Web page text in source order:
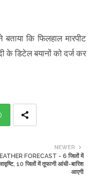
बताया कि फिलहाल मारपीट
के डिटेल बयानों को दर्ज कर
NEWER
FORECAST - 6 जिलों में
10 जिलों में तूफानी आंधी-बारिश
आएगी